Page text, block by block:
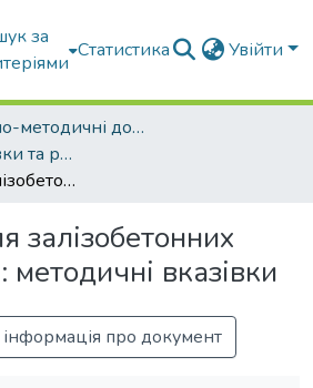
за
Статистика Увійти
Навчально-методичні документи
Методичні вказівки та рекомендації
Арматура для залізобетонних конструкцій : методичні вказівки
залізобетонних
методичні вказівки
про документ